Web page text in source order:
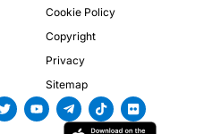
Cookie Policy
Copyright
Privacy
Sitemap